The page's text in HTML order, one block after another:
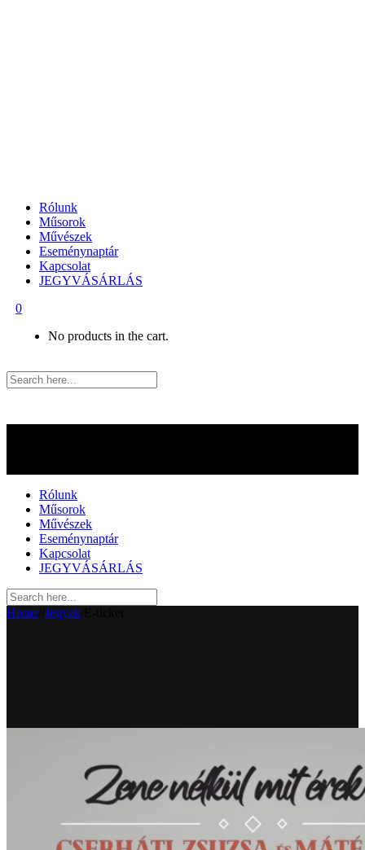
Rólunk
Műsorok
Művészek
Eseménynaptár
Kapcsolat
JEGYVÁSÁRLÁS
0
No products in the cart.
Rólunk
Műsorok
Művészek
Eseménynaptár
Kapcsolat
JEGYVÁSÁRLÁS
Home Jegyek